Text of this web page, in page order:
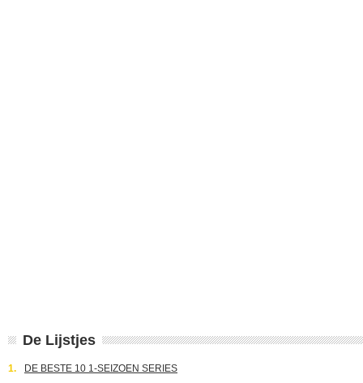
De Lijstjes
1. DE BESTE 10 1-SEIZOEN SERIES